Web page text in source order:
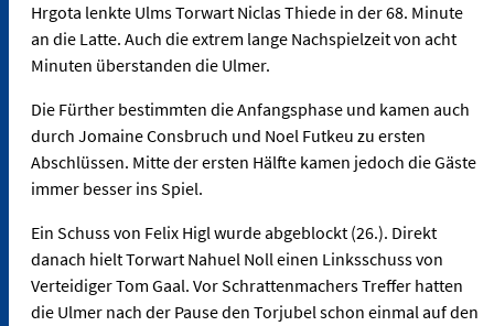
Hrgota lenkte Ulms Torwart Niclas Thiede in der 68. Minute
an die Latte. Auch die extrem lange Nachspielzeit von acht
Minuten überstanden die Ulmer.
Die Fürther bestimmten die Anfangsphase und kamen auch
durch Jomaine Consbruch und Noel Futkeu zu ersten
Abschlüssen. Mitte der ersten Hälfte kamen jedoch die Gäste
immer besser ins Spiel.
Ein Schuss von Felix Higl wurde abgeblockt (26.). Direkt
danach hielt Torwart Nahuel Noll einen Linksschuss von
Verteidiger Tom Gaal. Vor Schrattenmachers Treffer hatten
die Ulmer nach der Pause den Torjubel schon einmal auf den